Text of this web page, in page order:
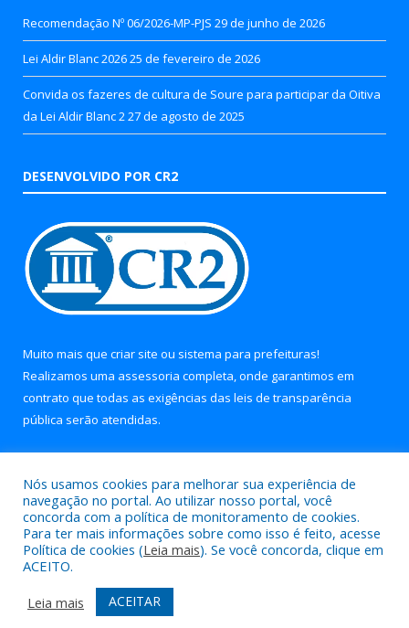
Recomendação Nº 06/2026-MP-PJS 29 de junho de 2026
Lei Aldir Blanc 202625 de fevereiro de 2026
Convida os fazeres de cultura de Soure para participar da Oitiva
da Lei Aldir Blanc 2 27 de agosto de 2025
DESENVOLVIDO POR CR2
Muito mais que criar site ou sistema para prefeituras!
Realizamos uma assessoria completa, onde garantimos em
contrato que todas as exigências das leis de transparência
pública serão atendidas.
Todos os direitos reservados a Prefeitura Municipal de Soure.
Mapa do Site
Acessar Área Administrativa
Acessar Webmail
Nós usamos cookies para melhorar sua experiência de
navegação no portal. Ao utilizar nosso portal, você
concorda com a política de monitoramento de cookies.
Para ter mais informações sobre como isso é feito, acesse
Política de cookies (Leia mais). Se você concorda, clique em
ACEITO.
Leia mais
ACEITAR